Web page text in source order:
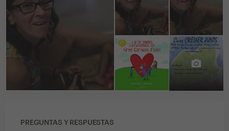
PREGUNTAS Y RESPUESTAS